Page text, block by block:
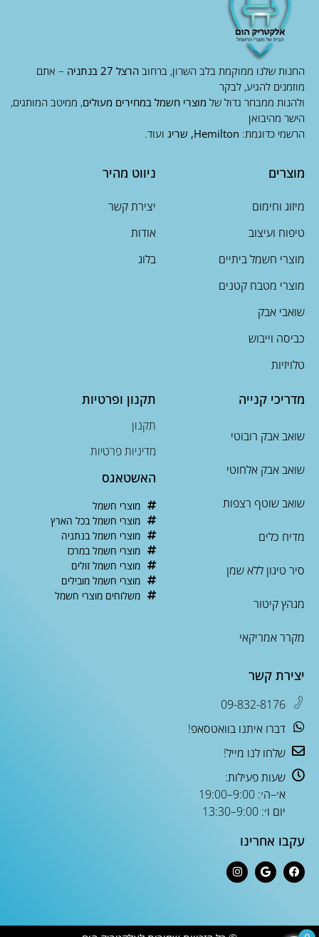
החנות שלנו ממוקמת בלב השרון, ברחוב הרצל 27 בנתניה
– אתם
מוזמנים להגיע, לבקר
ולהנות ממבחר גדול של מוצרי חשמל במחירים מעולים, ממיטב המותגים,
הישר מהיבואן
הרשמי כדוגמת: Hemilton, שריג ועוד.
מוצרים
מיזוג וחימום
טיפוח ועיצוב
מוצרי חשמל ביתיים
מוצרי מטבח קטנים
שואבי אבק
כביסה וייבוש
טלויזיות
ניווט מהיר
יצירת קשר
אודות
בלוג
מדריכי קנייה
שואב אבק רובוטי
שואב אבק אלחוטי
שואב שוטף רצפות
מדיח כלים
סיר טיגון ללא שמן
מגהץ קיטור
מקרר אמריקאי
תקנון ופרטיות
תקנון
מדיניות פרטיות
האשטאגס
מוצרי חשמל
מוצרי חשמל בכל הארץ
מוצרי חשמל בנתניה
מוצרי חשמל במרכז
מוצרי חשמל זולים
מוצרי חשמל מובילים
משלוחים מוצרי חשמל
יצירת קשר
09-832-8176
דברו איתנו בוואטסאפ!
שלחו לנו מייל!
שעות פעילות:
א׳–ה׳: 9:00–19:00
יום ו׳: 9:00–13:30
עקבו אחרינו